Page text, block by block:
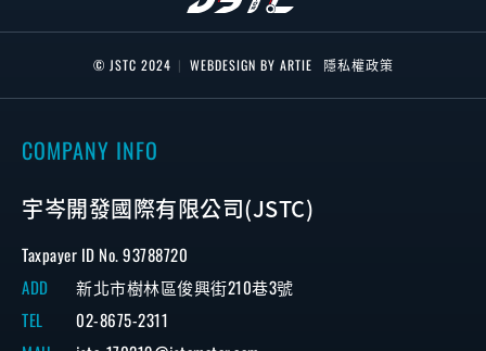
© JSTC 2024 | WEBDESIGN BY ARTIE 隱私權政策
COMPANY INFO
宇岑開發國際有限公司(JSTC)
Taxpayer ID No. 93788720
ADD
新北市樹林區俊興街210巷3號
TEL
02-8675-2311